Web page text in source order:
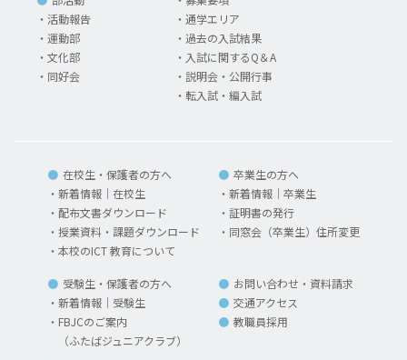
活動報告
運動部
文化部
同好会
通学エリア
過去の入試結果
入試に関するQ＆A
説明会・公開行事
転入試・編入試
在校生・保護者の方へ
新着情報｜在校生
配布文書ダウンロード
授業資料・課題ダウンロード
本校のICT 教育について
卒業生の方へ
新着情報｜卒業生
証明書の発行
同窓会（卒業生）住所変更
受験生・保護者の方へ
新着情報｜受験生
FBJCのご案内
（ふたばジュニアクラブ）
お問い合わせ・資料請求
交通アクセス
教職員採用